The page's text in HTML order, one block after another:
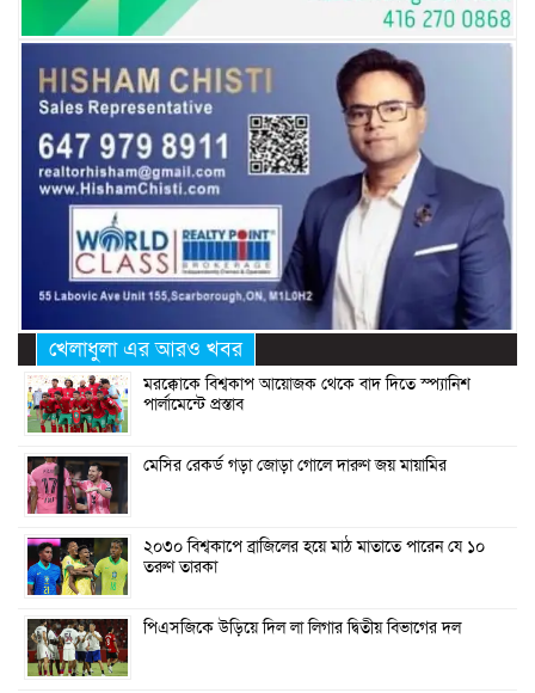
খেলাধুলা এর আরও খবর
মরক্কোকে বিশ্বকাপ আয়োজক থেকে বাদ দিতে স্প্যানিশ
পার্লামেন্টে প্রস্তাব
মেসির রেকর্ড গড়া জোড়া গোলে দারুণ জয় মায়ামির
২০৩০ বিশ্বকাপে ব্রাজিলের হয়ে মাঠ মাতাতে পারেন যে ১০
তরুণ তারকা
পিএসজিকে উড়িয়ে দিল লা লিগার দ্বিতীয় বিভাগের দল